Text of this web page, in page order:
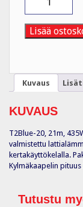
T2Blue-
20
21m
ilman
Lisää
Kuvaus
KUVAUS
T2Blue-20, 21m,
valmistettu
kertakäyttökelalla.
Kylmäkaapelin
Tutustu